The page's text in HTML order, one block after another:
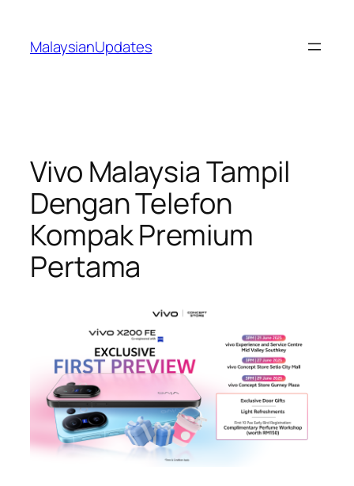
content
MalaysianUpdates
Vivo Malaysia Tampil
Dengan Telefon
Kompak Premium
Pertama